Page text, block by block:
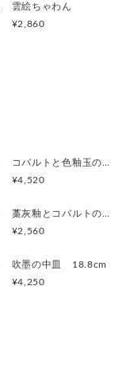
雲絵ちゃわん
¥2,860
¥4,520
¥2,560
吹墨の中皿 18.8cm
¥4,250